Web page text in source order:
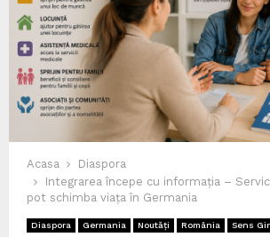
Acasa
Diaspora
Integrarea începe cu informația –
pot schimba viața în Germania
Diaspora Germania Noutăți România Sens